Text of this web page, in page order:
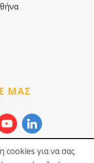
ΜΑΣ
cookies για να σας